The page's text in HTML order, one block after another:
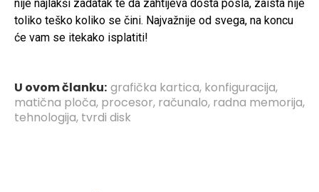
nije najlakši zadatak te da zahtijeva dosta posla, zaista nije
toliko teško koliko se čini. Najvažnije od svega, na koncu
će vam se itekako isplatiti!
U ovom članku: grafička kartica, konfiguracija,
matična ploča, procesor, računalo, radna memorija,
tehnologija, tvrdi disk